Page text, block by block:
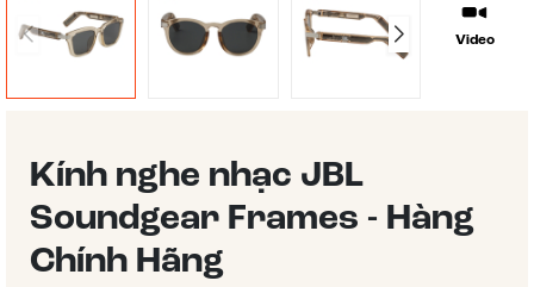
Video
Kính nghe nhạc JBL
Soundgear Frames - Hàng
Chính Hãng